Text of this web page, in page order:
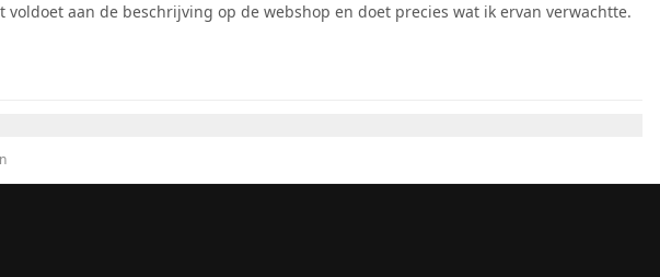
aan de beschrijving op de webshop en doet precies wat ik ervan verwachtte.